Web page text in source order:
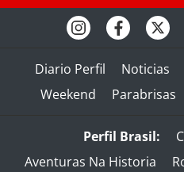
Diario Perfil Noticias
Weekend
Parabrisas
Perfil Brasil:
Aventuras Na Historia